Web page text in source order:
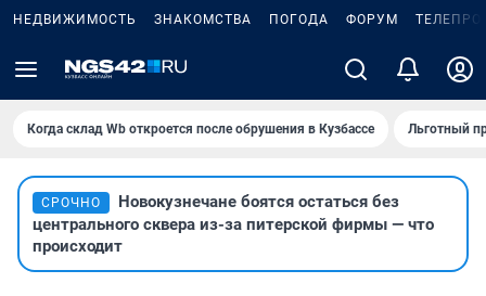
НЕДВИЖИМОСТЬ ЗНАКОМСТВА ПОГОДА ФОРУМ
Когда склад Wb откроется после обрушения в Кузбассе Льготный
СРОЧНО
Новокузнечане боятся остаться без
центрального сквера из-за питерской фирмы — что
происходит